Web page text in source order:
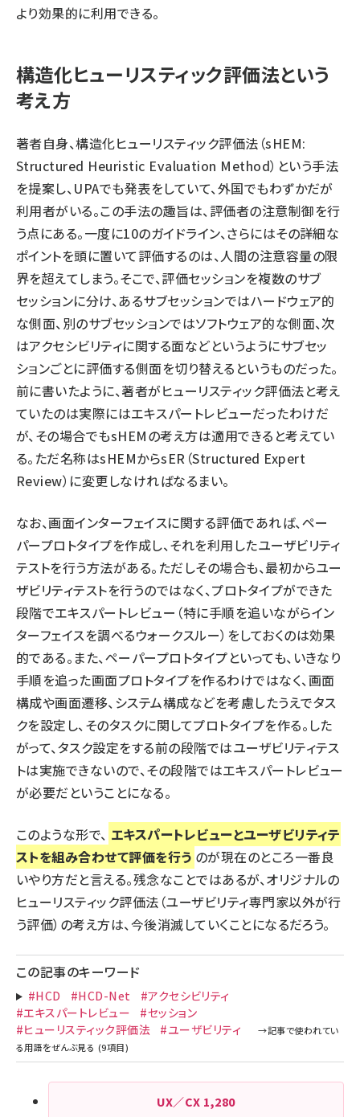
より効果的に利用できる。
構造化ヒューリスティック評価法という
考え方
著者自身、構造化ヒューリスティック評価法 （sHEM:
Structured Heuristic Evaluation Method）という手法
を提案し、UPAでも発表をしていて、外国でもわずかだが
利用者がいる。この手法の趣旨は、評価者の注意制御を行
う点にある。一度に10のガイドライン、さらにはその詳細な
ポイントを頭に置いて評価するのは、人間の注意容量の限
界を超えてしまう。そこで、評価セッションを複数のサブ
セッションに分け、あるサブセッションではハードウェア的
な側面、別のサブセッションではソフトウェア的な側面、次
はアクセシビリティに関する面などというようにサブセッ
ションごとに評価する側面を切り替えるというものだった。
前に書いたように、著者がヒューリスティック評価法と考え
ていたのは実際にはエキスパートレビューだったわけだ
が、その場合でもsHEMの考え方は適用できると考えてい
る。ただ名称はsHEMからsER（Structured Expert
Review）に変更しなければなるまい。
なお、画面インターフェイスに関する評価であれば、ペー
パープロトタイプを作成し、それを利用したユーザビリティ
テストを行う方法がある。ただしその場合も、最初からユー
ザビリティテストを行うのではなく、プロトタイプができた
段階でエキスパートレビュー（特に手順を追いながらイン
ターフェイスを調べるウォークスルー）をしておくのは効果
的である。また、ペーパープロトタイプといっても、いきなり
手順を追った画面プロトタイプを作るわけではなく、画面
構成や画面遷移、システム構成などを考慮したうえでタス
クを設定し、そのタスクに関してプロトタイプを作る。した
がって、タスク設定をする前の段階ではユーザビリティテス
トは実施できないので、その段階ではエキスパートレビュー
が必要だということになる。
このような形で、 エキスパートレビューとユーザビリティテ
ストを組み合わせて評価を行う のが現在のところ一番良
いやり方だと言える。残念なことではあるが、オリジナルの
ヒューリスティック評価法（ユーザビリティ専門家以外が行
う評価）の考え方は、今後消滅していくことになるだろう。
この記事のキーワード
#HCD #HCD-Net
#アクセシビリティ
#エキスパートレビュー
#セッション
#ヒューリスティック評価法
#ユーザビリティ
UX／CX 1,280